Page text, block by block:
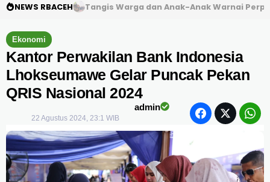
NEWS RBACEH Dua Pelajar Meninggal dalam Kecelakaan
Ekonomi
Kantor Perwakilan Bank Indonesia
Lhokseumawe Gelar Puncak Pekan
QRIS Nasional 2024
admin
22 Agustus 2024, 23:1 WIB